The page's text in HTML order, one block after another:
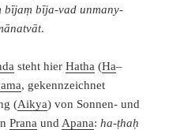
bījaṃ bīja-vad unmany-
.
steht hierHatha (Ha–
, gekennzeichnet
(Aikya) von Sonnen- und
Prana und Apana:ha-ṭhaḥ